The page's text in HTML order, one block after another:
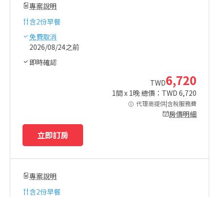
專案說明
含2份早餐
免費取消
2026/08/24之前
即時確認
TWD6,720
1間 x 1晚 總價：TWD 6,720
代理商提供|含稅服務費
房價明細
立即訂房
專案說明
含2份早餐